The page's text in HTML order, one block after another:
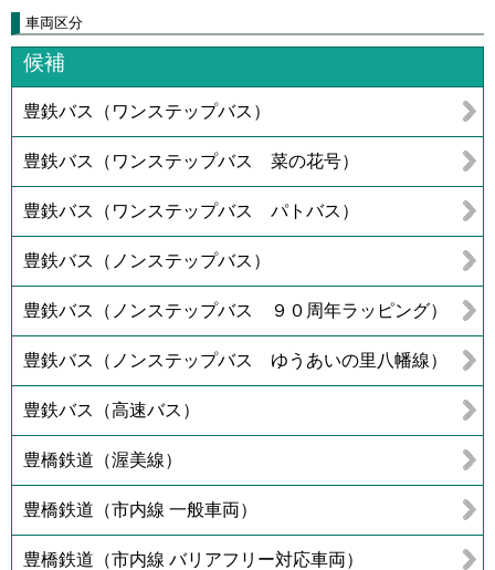
車両区分
候補
豊鉄バス（ワンステップバス）
豊鉄バス（ワンステップバス 菜の花号）
豊鉄バス（ワンステップバス パトバス）
豊鉄バス（ノンステップバス）
豊鉄バス（ノンステップバス ９０周年ラッピング）
豊鉄バス（ノンステップバス ゆうあいの里八幡線）
豊鉄バス（高速バス）
豊橋鉄道（渥美線）
豊橋鉄道（市内線 一般車両）
豊橋鉄道（市内線 バリアフリー対応車両）